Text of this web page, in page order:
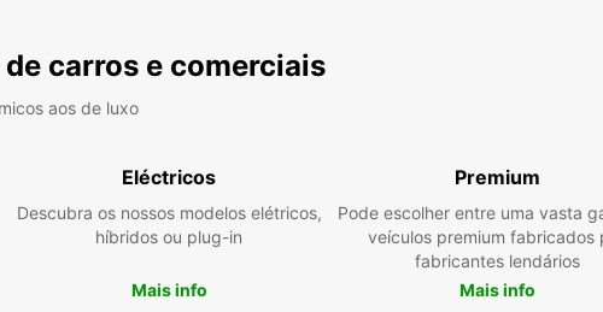
seus
com
carros e comerciais
aos de luxo
Eléctricos
Descubra os nossos modelos elétricos,
híbridos ou plug-in
Mais info
Premium
Pode escolher entre uma vasta
veículos premium fabricados
fabricantes lendários
Mais info